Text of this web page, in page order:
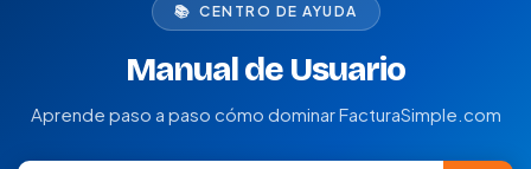
📚 CENTRO DE AYUDA
Manual de Usuario
Aprende paso a paso cómo dominar FacturaSimple.com